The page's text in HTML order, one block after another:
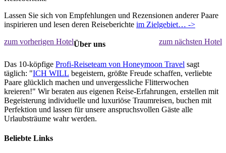
Lassen Sie sich von Empfehlungen und Rezensionen anderer Paare
inspirieren und lesen deren Reiseberichte im Zielgebiet… ->
zum vorherigen Hotel
zum nächsten Hotel
Über uns
Das 10-köpfige Profi-Reiseteam von Honeymoon Travel sagt
täglich: "ICH WILL begeistern, größte Freude schaffen, verliebte
Paare glücklich machen und unvergessliche Flitterwochen
kreieren!" Wir beraten aus eigenen Reise-Erfahrungen, erstellen mit
Begeisterung individuelle und luxuriöse Traumreisen, buchen mit
Perfektion und lassen für unsere anspruchsvollen Gäste alle
Urlaubsträume wahr werden.
Beliebte Links